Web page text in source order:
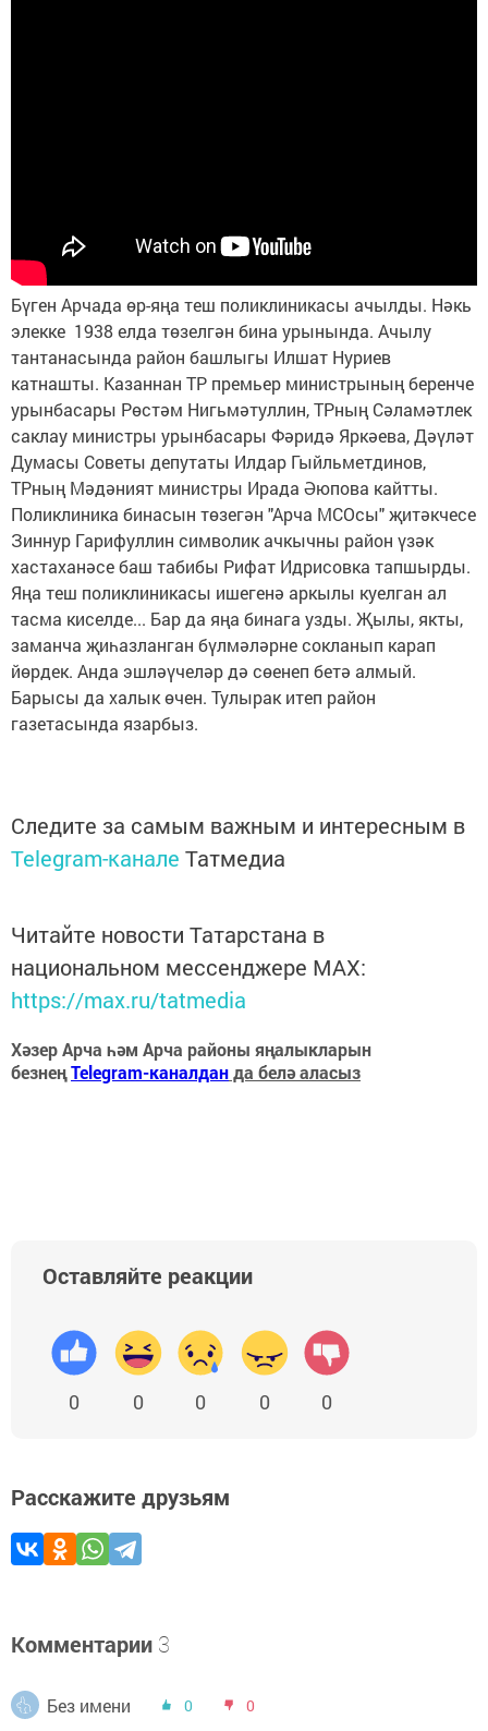
Бүген Арчада өр-яңа теш поликлиникасы ачылды. Нәкь
элекке 1938 елда төзелгән бина урынында. Ачылу
тантанасында район башлыгы Илшат Нуриев
катнашты. Казаннан ТР премьер министрының беренче
урынбасары Рөстәм Нигьмәтуллин, ТРның Сәламәтлек
саклау министры урынбасары Фәридә Яркәева, Дәүләт
Думасы Советы депутаты Илдар Гыйльметдинов,
ТРның Мәдәният министры Ирада Әюпова кайтты.
Поликлиника бинасын төзегән "Арча МСОсы" җитәкчесе
Зиннур Гарифуллин символик ачкычны район үзәк
хастаханәсе баш табибы Рифат Идрисовка тапшырды.
Яңа теш поликлиникасы ишегенә аркылы куелган ал
тасма киселде... Бар да яңа бинага узды. Җылы, якты,
заманча җиһазланган бүлмәләрне сокланып карап
йөрдек. Анда эшләүчеләр дә сөенеп бетә алмый.
Барысы да халык өчен. Тулырак итеп район
газетасында язарбыз.
Следите за самым важным и интересным в
Telegram-канале Татмедиа
Читайте новости Татарстана в
национальном мессенджере MАХ:
https://max.ru/tatmedia
Хәзер Арча һәм Арча районы яңалыкларын
безнеңTelegram-каналданда белә аласыз
Оставляйте реакции
0 0 0 0 0
Расскажите друзьям
Комментарии 3
Без имени 0 0